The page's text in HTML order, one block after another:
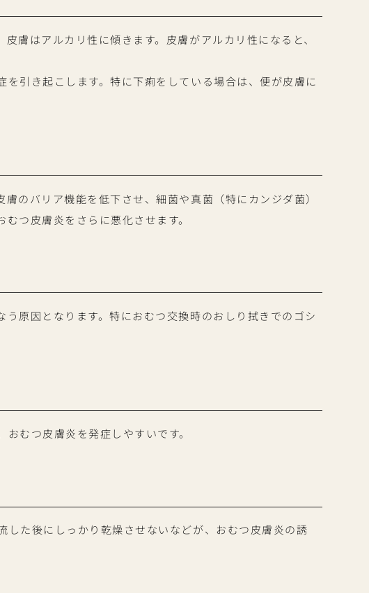
膚はアルカリ性に傾きます。皮膚がアルカリ性になると、
引き起こします。特に下痢をしている場合は、便が皮膚に
のバリア機能を低下させ、細菌や真菌（特にカンジダ菌）
つ皮膚炎をさらに悪化させます。
原因となります。特におむつ交換時のおしり拭きでのゴシ
むつ皮膚炎を発症しやすいです。
た後にしっかり乾燥させないなどが、おむつ皮膚炎の誘